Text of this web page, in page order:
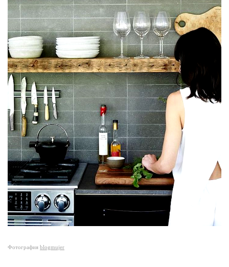
Фотография blogmujer